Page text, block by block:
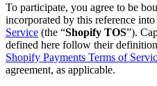
To participate, you agree to be
incorporated by this reference into
Service (the “Shopify TOS”).
defined here follow their
Shopify Payments Terms of
agreement, as applicable.